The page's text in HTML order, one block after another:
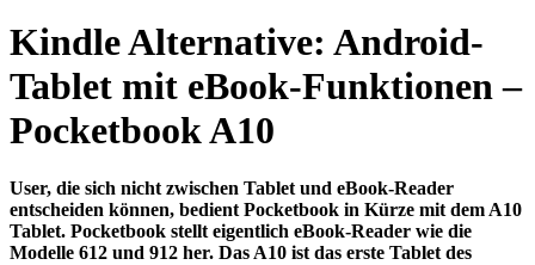
Kindle Alternative: Android-
Tablet mit eBook-Funktionen –
Pocketbook A10
User, die sich nicht zwischen Tablet und eBook-Reader
entscheiden können, bedient Pocketbook in Kürze mit dem A10
Tablet. Pocketbook stellt eigentlich eBook-Reader wie die
Modelle 612 und 912 her. Das A10 ist das erste Tablet des